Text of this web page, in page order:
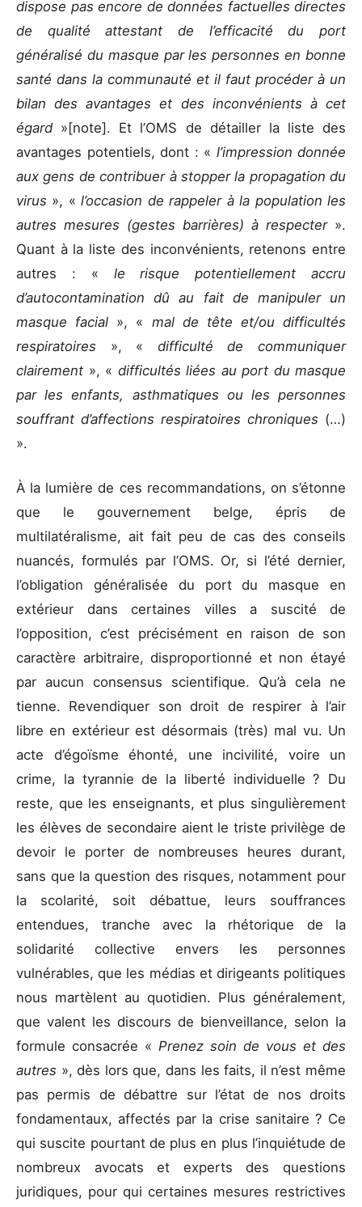
dispose pas encore de données factuelles directes
de qualité attestant de l’efficacité du port
généralisé du masque par les personnes en bonne
santé dans la communauté et il faut procéder à un
bilan des avantages et des inconvénients à cet
égard »[note]. Et l’OMS de détailler la liste des
avantages potentiels, dont : « l’impression donnée
aux gens de contribuer à stopper la propagation du
virus », «l’occasion de rappeler à la population les
autres mesures (gestes barrières) à respecter ».
Quant à la liste des inconvénients, retenons entre
autres : « le risque potentiellement accru
d’autocontamination dû au fait de manipuler un
masque facial », « mal de tête et/ou difficultés
respiratoires », « difficulté de communiquer
clairement », « difficultés liées au port du masque
par les enfants, asthmatiques ou les personnes
souffrant d’affections respiratoires chroniques (…)
».
À la lumière de ces recommandations, on s’étonne
que le gouvernement belge, épris de
multilatéralisme, ait fait peu de cas des conseils
nuancés, formulés par l’OMS. Or, si l’été dernier,
l’obligation généralisée du port du masque en
extérieur dans certaines villes a suscité de
l’opposition, c’est précisément en raison de son
caractère arbitraire, disproportionné et non étayé
par aucun consensus scientifique. Qu’à cela ne
tienne. Revendiquer son droit de respirer à l’air
libre en extérieur est désormais (très) mal vu. Un
acte d’égoïsme éhonté, une incivilité, voire un
crime, la tyrannie de la liberté individuelle ? Du
reste, que les enseignants, et plus singulièrement
les élèves de secondaire aient le triste privilège de
devoir le porter de nombreuses heures durant,
sans que la question des risques, notamment pour
la scolarité, soit débattue, leurs souffrances
entendues, tranche avec la rhétorique de la
solidarité collective envers les personnes
vulnérables, que les médias et dirigeants politiques
nous martèlent au quotidien. Plus généralement,
que valent les discours de bienveillance, selon la
formule consacrée « Prenez soin de vous et des
autres », dès lors que, dans les faits, il n’est même
pas permis de débattre sur l’état de nos droits
fondamentaux, affectés par la crise sanitaire ? Ce
qui suscite pourtant de plus en plus l’inquiétude de
nombreux avocats et experts des questions
juridiques, pour qui certaines mesures restrictives